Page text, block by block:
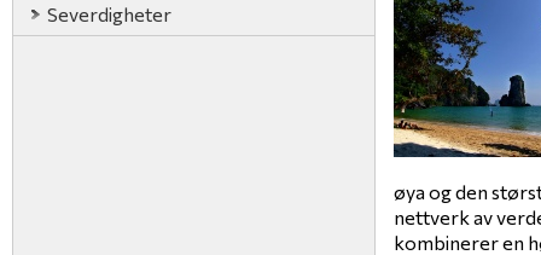
Severdigheter
øya og den
nettverk av
kombinerer en